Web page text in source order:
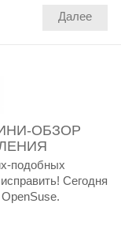
Далее
ОБЗОР
подобных
Сегодня